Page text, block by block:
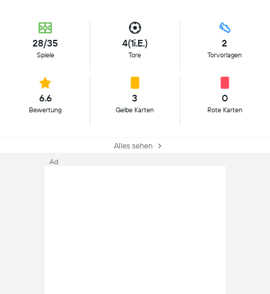
28/35
Spiele
4(1i.E.)
Tore
2
Torvorlagen
6.6
Bewertung
3
Gelbe Karten
0
Rote Karten
Alles sehen
Ad